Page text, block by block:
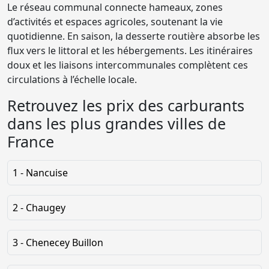
Le réseau communal connecte hameaux, zones
d’activités et espaces agricoles, soutenant la vie
quotidienne. En saison, la desserte routière absorbe les
flux vers le littoral et les hébergements. Les itinéraires
doux et les liaisons intercommunales complètent ces
circulations à l’échelle locale.
Retrouvez les prix des carburants
dans les plus grandes villes de
France
1 - Nancuise
2 - Chaugey
3 - Chenecey Buillon